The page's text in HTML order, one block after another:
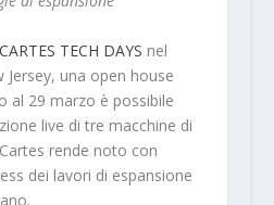
CARTES TECH DAYS nel
una open house
al 29 marzo è possibile
live di tre macchine di
rende noto con
dei lavori di espansione